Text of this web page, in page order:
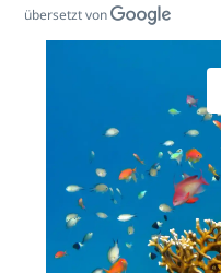
übersetzt von